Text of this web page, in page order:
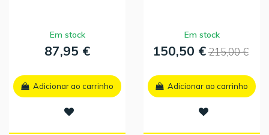
Em stock
87,95 €
Adicionar ao carrinho
Em stock
150,50 €215,00 €
Adicionar ao carrinho